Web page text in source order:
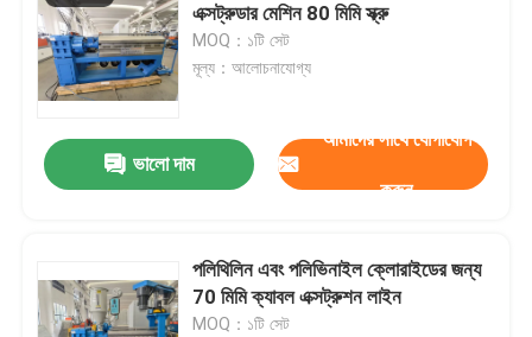
এক্সট্রুডার মেশিন 80 মিমি স্ক্রু
MOQ：১টি সেট
মূল্য：আলোচনাযোগ্য
ভালো দাম
আমাদের সাথে যোগাযোগ
করুন
পলিথিলিন এবং পলিভিনাইল ক্লোরাইডের জন্য
70 মিমি ক্যাবল এক্সট্রুশন লাইন
MOQ：১টি সেট